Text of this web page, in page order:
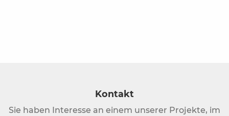
Kontakt
Sie haben Interesse an einem unserer Projekte, im